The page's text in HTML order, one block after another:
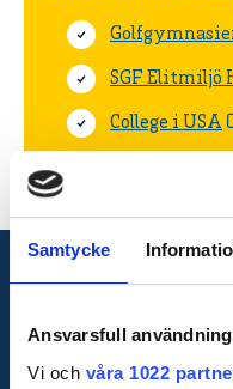
Samtycke
Ansvarsfull
Vi och våra 1022
SGF Elitmiljö
College i USA
Har du